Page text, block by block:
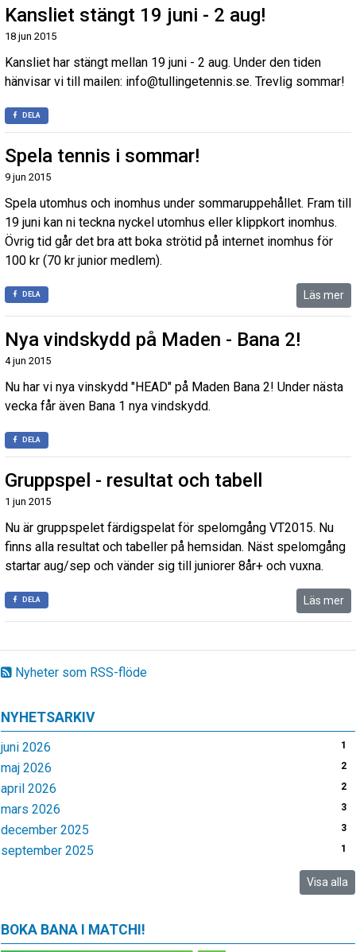
Nyheter som RSS-flöde
NYHETSARKIV
juni 2026 1
maj 2026 2
april 2026 2
mars 2026 3
december 2025 3
september 2025 1
Visa alla
BOKA BANA I MATCHI!
Kansliet stängt 19 juni - 2 aug!
18 jun 2015
Kansliet har stängt mellan 19 juni - 2 aug. Under den tiden
hänvisar vi till mailen: info@tullingetennis.se. Trevlig sommar!
DELA
Spela tennis i sommar!
9 jun 2015
Spela utomhus och inomhus under sommaruppehållet. Fram till
19 juni kan ni teckna nyckel utomhus eller klippkort inomhus.
Övrig tid går det bra att boka strötid på internet inomhus för
100 kr (70 kr junior medlem).
DELA Läs mer
Nya vindskydd på Maden - Bana 2!
4 jun 2015
Nu har vi nya vinskydd "HEAD" på Maden Bana 2! Under nästa
vecka får även Bana 1 nya vindskydd.
DELA
Gruppspel - resultat och tabell
1 jun 2015
Nu är gruppspelet färdigspelat för spelomgång VT2015. Nu
finns alla resultat och tabeller på hemsidan. Näst spelomgång
startar aug/sep och vänder sig till juniorer 8år+ och vuxna.
DELA Läs mer